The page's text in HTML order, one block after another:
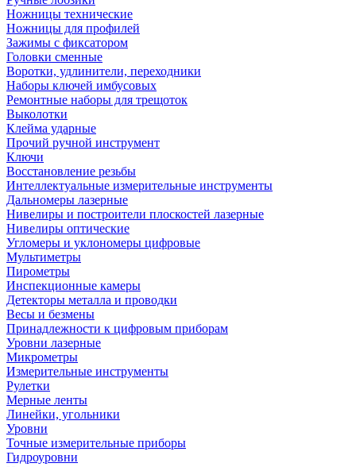
Ножницы технические
Ножницы для профилей
Зажимы с фиксатором
Головки сменные
Воротки, удлинители, переходники
Наборы ключей имбусовых
Ремонтные наборы для трещоток
Выколотки
Клейма ударные
Прочий ручной инструмент
Ключи
Восстановление резьбы
Интеллектуальные измерительные инструменты
Дальномеры лазерные
Нивелиры и построители плоскостей лазерные
Нивелиры оптические
Угломеры и уклономеры цифровые
Мультиметры
Пирометры
Инспекционные камеры
Детекторы металла и проводки
Весы и безмены
Принадлежности к цифровым приборам
Уровни лазерные
Микрометры
Измерительные инструменты
Рулетки
Мерные ленты
Линейки, угольники
Уровни
Точные измерительные приборы
Гидроуровни